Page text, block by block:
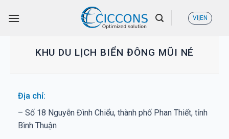
VI|EN
KHU DU LỊCH BIỂN ĐÔNG MŨI NÉ
Địa chỉ:
– Số 18 Nguyễn Đình Chiểu, thành phố Phan Thiết, tỉnh
Bình Thuận